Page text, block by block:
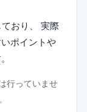
おり、 実際
ポイントや
行っていませ